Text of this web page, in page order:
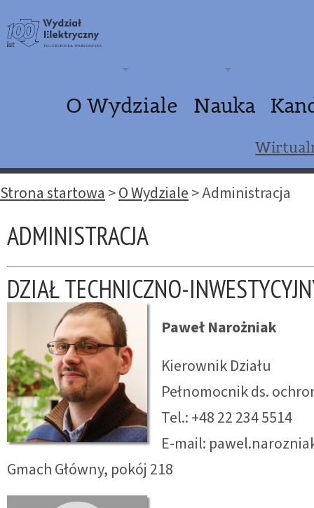
O Wydziale Nauka
Strona startowa >O Wydziale>Administracja
ADMINISTRACJA
DZIAŁ TECHNICZNO-
Paweł Narożniak
Kierownik Działu
Pełnomocnik ds.
Tel.: +48 22 234 5514
E-mail:
Gmach Główny, pokój 218